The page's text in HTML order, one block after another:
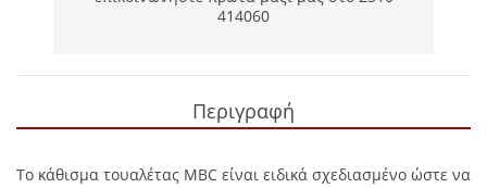
414060
Περιγραφή
Το κάθισμα τουαλέτας MBC είναι ειδικά σχεδιασμένο ώστε να